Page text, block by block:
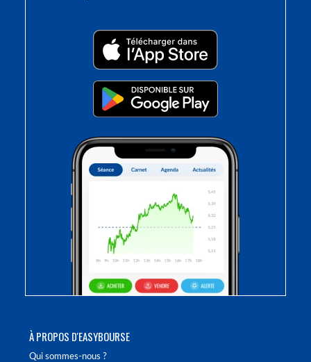
À PROPOS D'EASYBOURSE
Qui sommes-nous ?